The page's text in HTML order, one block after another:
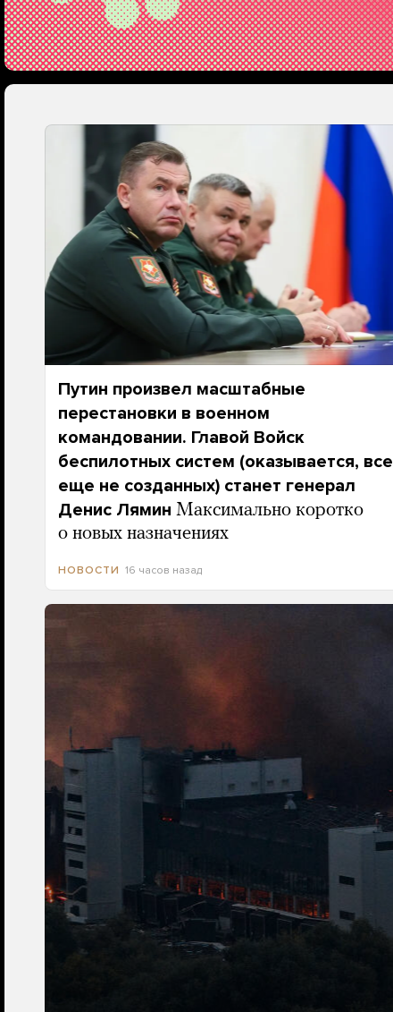
Путин произвел масштабные
перестановки в военном
командовании. Главой Войск
беспилотных систем (оказывается, все
еще не созданных) станет генерал
Денис Лямин Максимально коротко
о новых назначениях
НОВОСТИ 16 часов назад